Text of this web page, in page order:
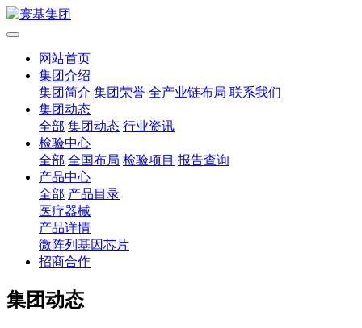
网站首页
集团介绍
集团简介 集团荣誉 全产业链布局 联系我们
集团动态
全部 集团动态 行业资讯
检验中心
全部 全国布局 检验项目 报告查询
产品中心
全部 产品目录
医疗器械
产品详情
微阵列基因芯片
招商合作
集团动态